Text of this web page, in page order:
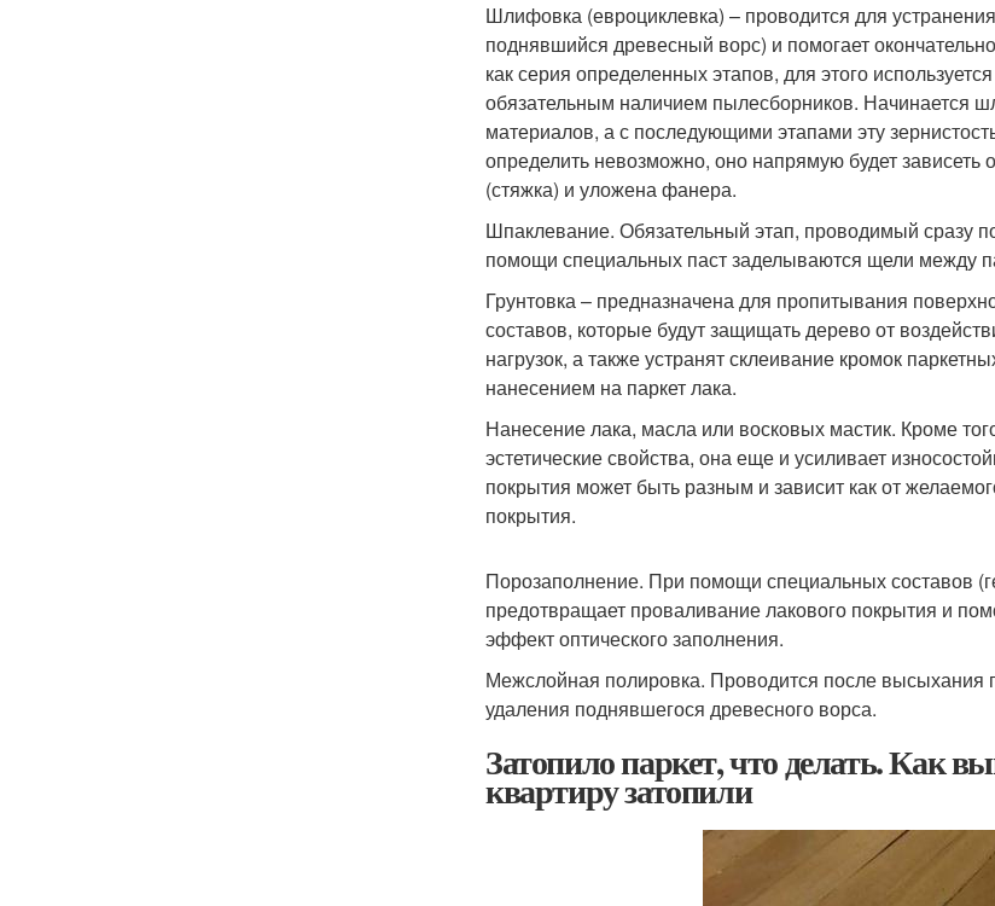
Шлифовка (евроциклевка) – проводится для
поднявшийся древесный ворс) и помогает
как серия определенных этапов, для этого
обязательным наличием пылесборников. Начинается
материалов, а с последующими этапами эту
определить невозможно, оно напрямую будет зависеть
(стяжка) и уложена фанера.
Шпаклевание. Обязательный этап, проводимый сразу
помощи специальных паст заделываются щели между
Грунтовка – предназначена для пропитывания
составов, которые будут защищать дерево от
нагрузок, а также устранят склеивание кромок
нанесением на паркет лака.
Нанесение лака, масла или восковых мастик. Кроме
эстетические свойства, она еще и усиливает
покрытия может быть разным и зависит как от
покрытия.
Порозаполнение. При помощи специальных составов
предотвращает проваливание лакового покрытия и
эффект оптического заполнения.
Межслойная полировка. Проводится после
удаления поднявшегося древесного ворса.
Затопило паркет, что делать. Как
квартиру затопили